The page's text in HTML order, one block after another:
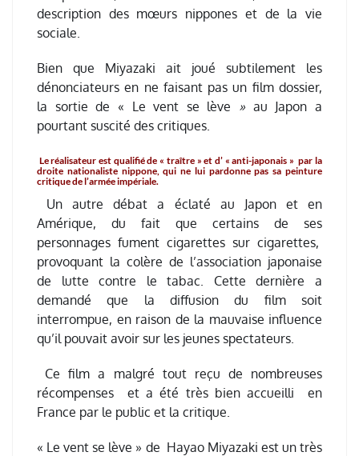
description des mœurs nippones et de la vie
sociale.
Bien que Miyazaki ait joué subtilement les
dénonciateurs en ne faisant pas un film dossier,
la sortie de « Le vent se lève » au Japon a
pourtant suscité des critiques.
Le réalisateur est qualifié de « traître » et d’ « anti-japonais » par la
droite nationaliste nippone, qui ne lui pardonne pas sa peinture
critique de l’armée impériale.
Un autre débat a éclaté au Japon et en
Amérique, du fait que certains de ses
personnages fument cigarettes sur cigarettes,
provoquant la colère de l’association japonaise
de lutte contre le tabac. Cette dernière a
demandé que la diffusion du film soit
interrompue, en raison de la mauvaise influence
qu’il pouvait avoir sur les jeunes spectateurs.
Ce film a malgré tout reçu de nombreuses
récompenses et a été très bien accueilli en
France par le public et la critique.
« Le vent se lève » de Hayao Miyazaki est un très